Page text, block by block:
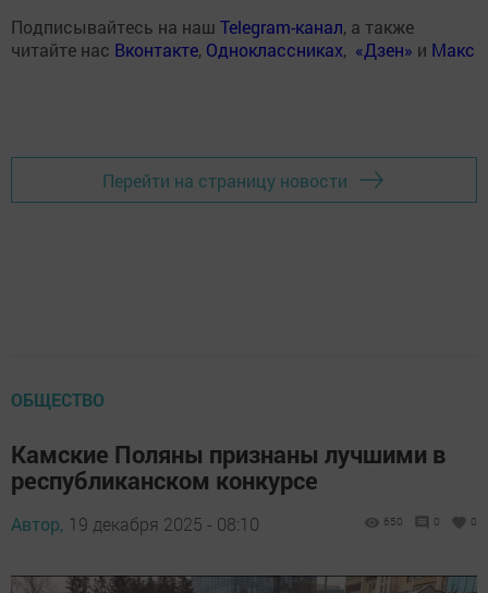
Подписывайтесь на наш Telegram-канал, а также
читайте нас Вконтакте, Одноклассниках, «Дзен» и Макс
Перейти на страницу новости
ОБЩЕСТВО
Камские Поляны признаны лучшими в
республиканском конкурсе
Автор, 19 декабря 2025 - 08:10 650 0 0